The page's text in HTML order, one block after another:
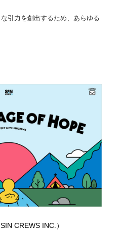
引力を創出するため、あらゆる
CREWS INC.）